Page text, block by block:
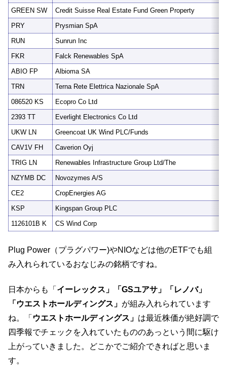
GREEN SW
Credit Suisse Real Estate Fund Green Property
PRY
Prysmian SpA
RUN
Sunrun Inc
FKR
Falck Renewables SpA
ABIO FP
Albioma SA
TRN
Terna Rete Elettrica Nazionale SpA
086520 KS
Ecopro Co Ltd
2393 TT
Everlight Electronics Co Ltd
UKW LN
Greencoat UK Wind PLC/Funds
CAV1V FH
Caverion Oyj
TRIG LN
Renewables Infrastructure Group Ltd/The
NZYMB DC
Novozymes A/S
CE2
CropEnergies AG
KSP
Kingspan Group PLC
1126101B K
CS Wind Corp
Plug Power（プラグパワー)やNIOなどは他のETFでも組
み入れられているおなじみの銘柄ですね。
日本からも「 イーレックス」「GSユアサ」「レノバ」
「ウエストホールディングス」 が組み入れられています
ね。「 ウエストホールディングス」 は最近株価が絶好調で
四季報でチェックを入れていたもののあっという間に駆け
上がっていきました。どこかでご紹介できればと思いま
す。